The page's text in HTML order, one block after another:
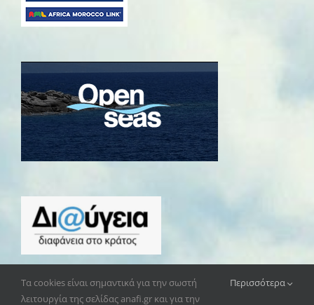
Τα cookies είναι σημαντικά για την σωστή
λειτουργία της σελίδας anafi.gr και για την
Περισσότερα